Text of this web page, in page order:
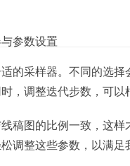
参数设置
的采样器。不同的选
，调整迭代步数，可以
稿图的比例一致，这
调整这些参数，以满足